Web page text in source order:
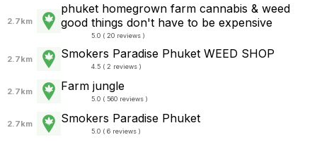
2.7km
phuket homegrown farm cannabis & weed
good things don't have to be expensive
5.0 ( 20 reviews )
2.7km Smokers Paradise Phuket WEED SHOP
4.5 ( 2 reviews )
2.7km Farm jungle
5.0 ( 560 reviews )
2.7km Smokers Paradise Phuket
5.0 ( 6 reviews )